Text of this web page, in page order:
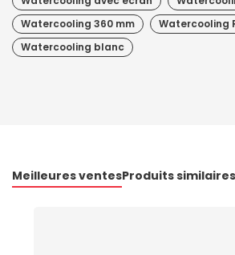
Watercooling 360 mm
Watercooling
Watercooling blanc
Meilleures ventesProduits similaires